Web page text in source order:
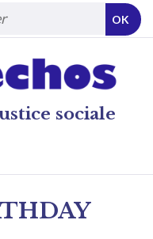
sociale
OK